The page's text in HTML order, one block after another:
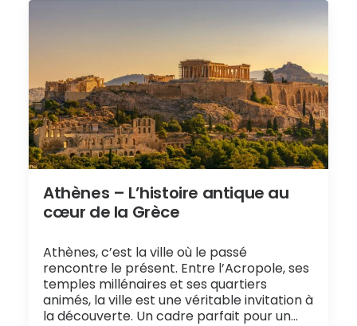
Athènes – L’histoire antique au
cœur de la Grèce
Athènes, c’est la ville où le passé
rencontre le présent. Entre l’Acropole, ses
temples millénaires et ses quartiers
animés, la ville est une véritable invitation à
la découverte. Un cadre parfait pour un…